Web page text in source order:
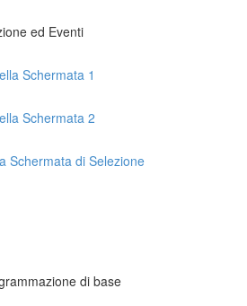
ed Eventi
Schermata 1
Schermata 2
Schermata di Selezione
di base